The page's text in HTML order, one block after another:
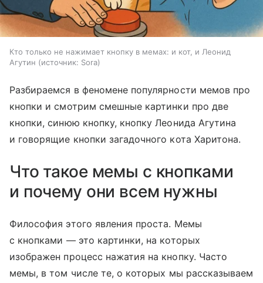
Кто только не нажимает кнопку в мемах: и кот, и Леонид
Агутин
источник: Sora
Разбираемся в феномене популярности мемов про
кнопки и смотрим смешные картинки про две
кнопки, синюю кнопку, кнопку Леонида Агутина
и говорящие кнопки загадочного кота Харитона.
Что такое мемы с кнопками
и почему они всем нужны
Философия этого явления проста. Мемы
с кнопками — это картинки, на которых
изображен процесс нажатия на кнопку. Часто
мемы, в том числе те, о которых мы рассказываем